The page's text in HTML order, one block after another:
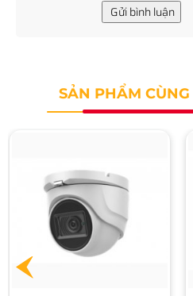
Gửi bình luận
SẢN PHẨM